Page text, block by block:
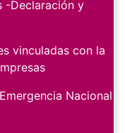
-Declaración y
vinculadas con la
Nacional